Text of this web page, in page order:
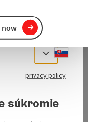
now
Select
privacy policy
súkromie